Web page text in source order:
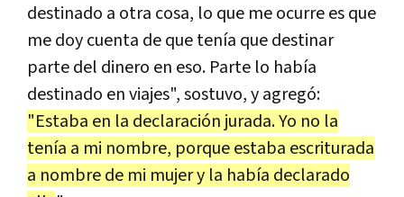
destinado a otra cosa, lo que me ocurre es que
me doy cuenta de que tenía que destinar
parte del dinero en eso. Parte lo había
destinado en viajes", sostuvo, y agregó:
"Estaba en la declaración jurada. Yo no la
tenía a mi nombre, porque estaba escriturada
a nombre de mi mujer y la había declarado